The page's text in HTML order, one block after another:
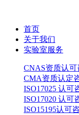
首页
关于我们
实验室服务
CNAS资质认可
CMA资质认定
ISO17025 认可
ISO17020 认可
ISO15195认可